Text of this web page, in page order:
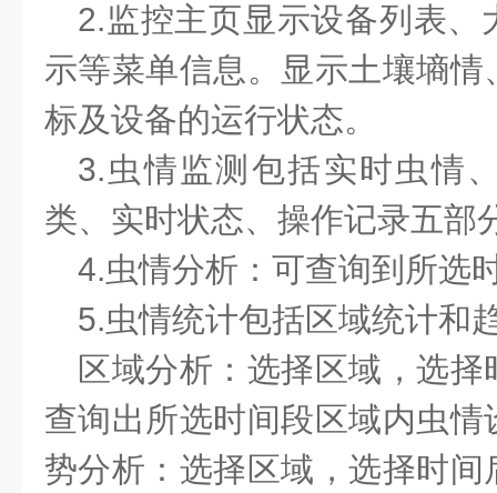
2.监控主页显示设备列表、
示等菜单信息。显示土壤墒
标及设备的运行状态。
3.虫情监测包括实时虫情
类、实时状态、操作记录五部
4.虫情分析：可查询到所选
5.虫情统计包括区域统计和
区域分析：选择区域，选
查询出所选时间段区域内虫
势分析：选择区域，选择时